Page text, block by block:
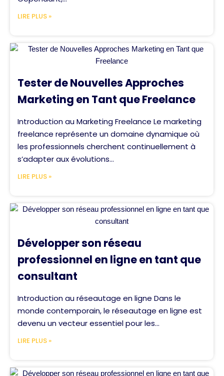
LIRE PLUS »
Tester de Nouvelles Approches
Marketing en Tant que Freelance
Introduction au Marketing Freelance Le marketing
freelance représente un domaine dynamique où
les professionnels cherchent continuellement à
s’adapter aux évolutions...
LIRE PLUS »
Développer son réseau
professionnel en ligne en tant que
consultant
Introduction au réseautage en ligne Dans le
monde contemporain, le réseautage en ligne est
devenu un vecteur essentiel pour les...
LIRE PLUS »